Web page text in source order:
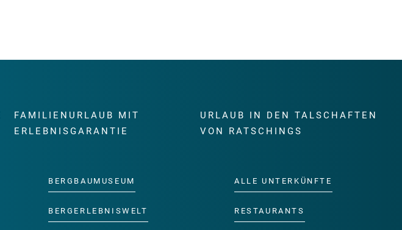
FAMILIENURLAUB MIT
ERLEBNISGARANTIE
BERGBAUMUSEUM
BERGERLEBNISWELT
URLAUB IN DEN TALSCHAFTEN
VON RATSCHINGS
ALLE UNTERKÜNFTE
RESTAURANTS